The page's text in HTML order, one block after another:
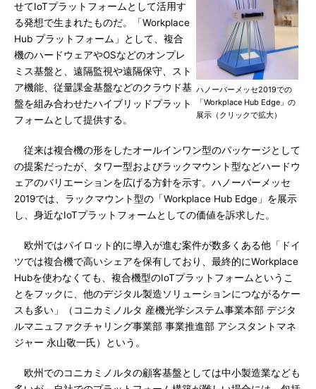
ハノーバーメッセ2019での
「Workplace Hub Edge」の
展示（クリックで拡大）
せてIoTプラットフォームとして活用す
る発想で生まれたものだ。「Workplace
Hub プラットフォーム」として、複合
機のハードウェアやOSなどのオンプレ
ミス基盤と、遠隔監視や遠隔保守、スト
ア機能、従量課金基盤などのクラウド基
盤を組み合わせたハイブリッドプラット
フォームとして提供する。
従来は複合機の形をしたオールインワン型のパッケージとして
の提案だったが、タワー型およびラックマウント型などハードウ
ェアのバリエーションを広げる方針を示す。ハノーバーメッセ
2019では、ラックマウント型の「Workplace Hub Edge」を展示
し、身近なIoTプラットフォームとしての価値を訴求した。
欧州ではパイロット的に導入が進む案件が数多くある他「ドイ
ツでは複合機で高いシェアを保有しており、最終的にWorkplace
Hubを使わなくても、複合機型のIoTプラットフォームというこ
とをフックに、他のデジタル製造ソリューションにつながるケー
スも多い」（コニカミノルタ 産機光学システム事業本部 デジタ
ルマニュファクチャリング事業部 事業推進部 アシスタントマネ
ジャー 永山敬一氏）という。
欧州でのコニカミノルタの顧客基盤としては中小製造業なども